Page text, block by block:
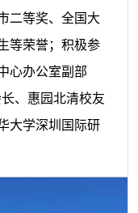
二等奖、全国大
等荣誉；积极参
心办公室副部
、惠园北清校友
大学深圳国际研